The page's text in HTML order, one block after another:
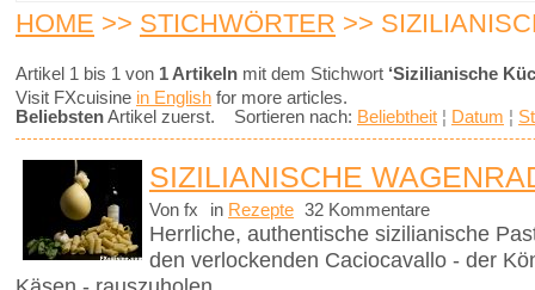
HOME >> STICHWÖRTER >>
Artikel 1 bis 1 von 1 Artikeln mit dem Stichwort ‘Sizilianische
Visit FXcuisine in English for more articles.
BeliebstenArtikel zuerst. Sortieren nach: Beliebtheit ¦ Datum ¦
SIZILIANISCHE
Von fx in Rezepte 32 Kommentare
Herrliche, authentische sizilianische
den verlockenden Caciocavallo - der